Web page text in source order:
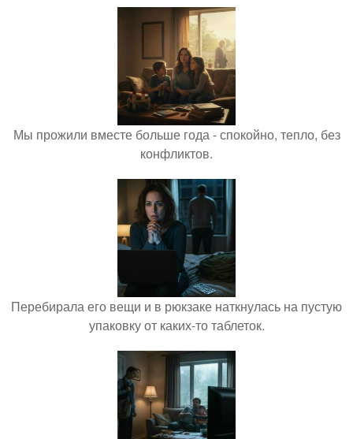
Мы прожили вместе больше года - спокойно, тепло, без
конфликтов.
Перебирала его вещи и в рюкзаке наткнулась на пустую
упаковку от каких-то таблеток.